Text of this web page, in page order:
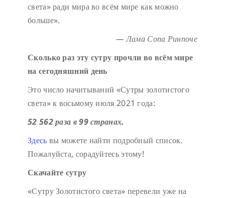
света» ради мира во всём мире как можно
больше».
— Лама Сопа Ринпоче
Сколько раз эту сутру прочли во всём мире
на сегодняшний день
Это число начитываний «Сутры золотистого
света» к восьмому июля 2021 года:
52 562 раза в 99 странах.
Здесь вы можете найти подробный список.
Пожалуйста, сорадуйтесь этому!
Скачайте сутру
«Сутру Золотистого света» перевели уже на